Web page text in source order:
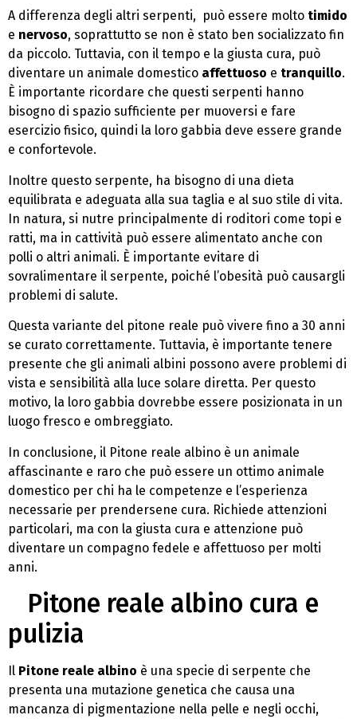
A differenza degli altri serpenti, può essere molto timido
e nervoso, soprattutto se non è stato ben socializzato fin
da piccolo. Tuttavia, con il tempo e la giusta cura, può
diventare un animale domestico affettuoso e tranquillo.
È importante ricordare che questi serpenti hanno
bisogno di spazio sufficiente per muoversi e fare
esercizio fisico, quindi la loro gabbia deve essere grande
e confortevole.
Inoltre questo serpente, ha bisogno di una dieta
equilibrata e adeguata alla sua taglia e al suo stile di vita.
In natura, si nutre principalmente di roditori come topi e
ratti, ma in cattività può essere alimentato anche con
polli o altri animali. È importante evitare di
sovralimentare il serpente, poiché l’obesità può causargli
problemi di salute.
Questa variante del pitone reale può vivere fino a 30 anni
se curato correttamente. Tuttavia, è importante tenere
presente che gli animali albini possono avere problemi di
vista e sensibilità alla luce solare diretta. Per questo
motivo, la loro gabbia dovrebbe essere posizionata in un
luogo fresco e ombreggiato.
In conclusione, il Pitone reale albino è un animale
affascinante e raro che può essere un ottimo animale
domestico per chi ha le competenze e l’esperienza
necessarie per prendersene cura. Richiede attenzioni
particolari, ma con la giusta cura e attenzione può
diventare un compagno fedele e affettuoso per molti
anni.
Pitone reale albino cura e
pulizia
Il Pitone reale albino è una specie di serpente che
presenta una mutazione genetica che causa una
mancanza di pigmentazione nella pelle e negli occhi,